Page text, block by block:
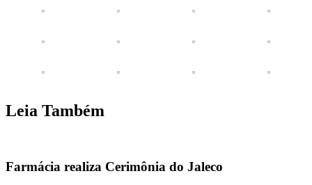
Leia Também
Farmácia realiza Cerimônia do Jaleco